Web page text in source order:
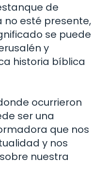
de
no esté presente,
se puede
y
historia bíblica
ocurrieron
ser una
que nos
y nos
nuestra